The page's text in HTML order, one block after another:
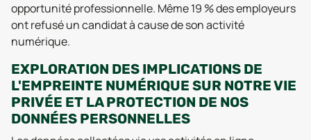
opportunité professionnelle. Même 19 % des employeurs
ont refusé un candidat à cause de son activité
numérique.
EXPLORATION DES IMPLICATIONS DE
L'EMPREINTE NUMÉRIQUE SUR NOTRE VIE
PRIVÉE ET LA PROTECTION DE NOS
DONNÉES PERSONNELLES